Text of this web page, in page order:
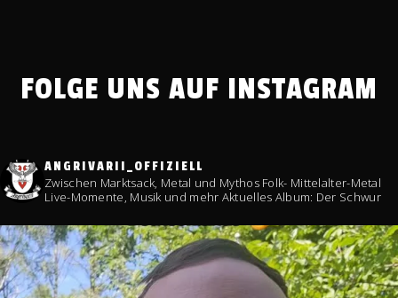
FOLGE UNS AUF INSTAGRAM
ANGRIVARII_OFFIZIELL
Zwischen Marktsack, Metal und MythosFolk- Mittelalter-Metal
Live-Momente, Musik und mehr Aktuelles Album: Der Schwur